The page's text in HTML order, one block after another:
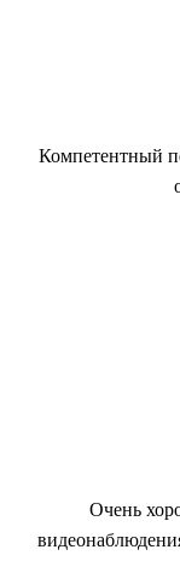
Компетентный
Очень